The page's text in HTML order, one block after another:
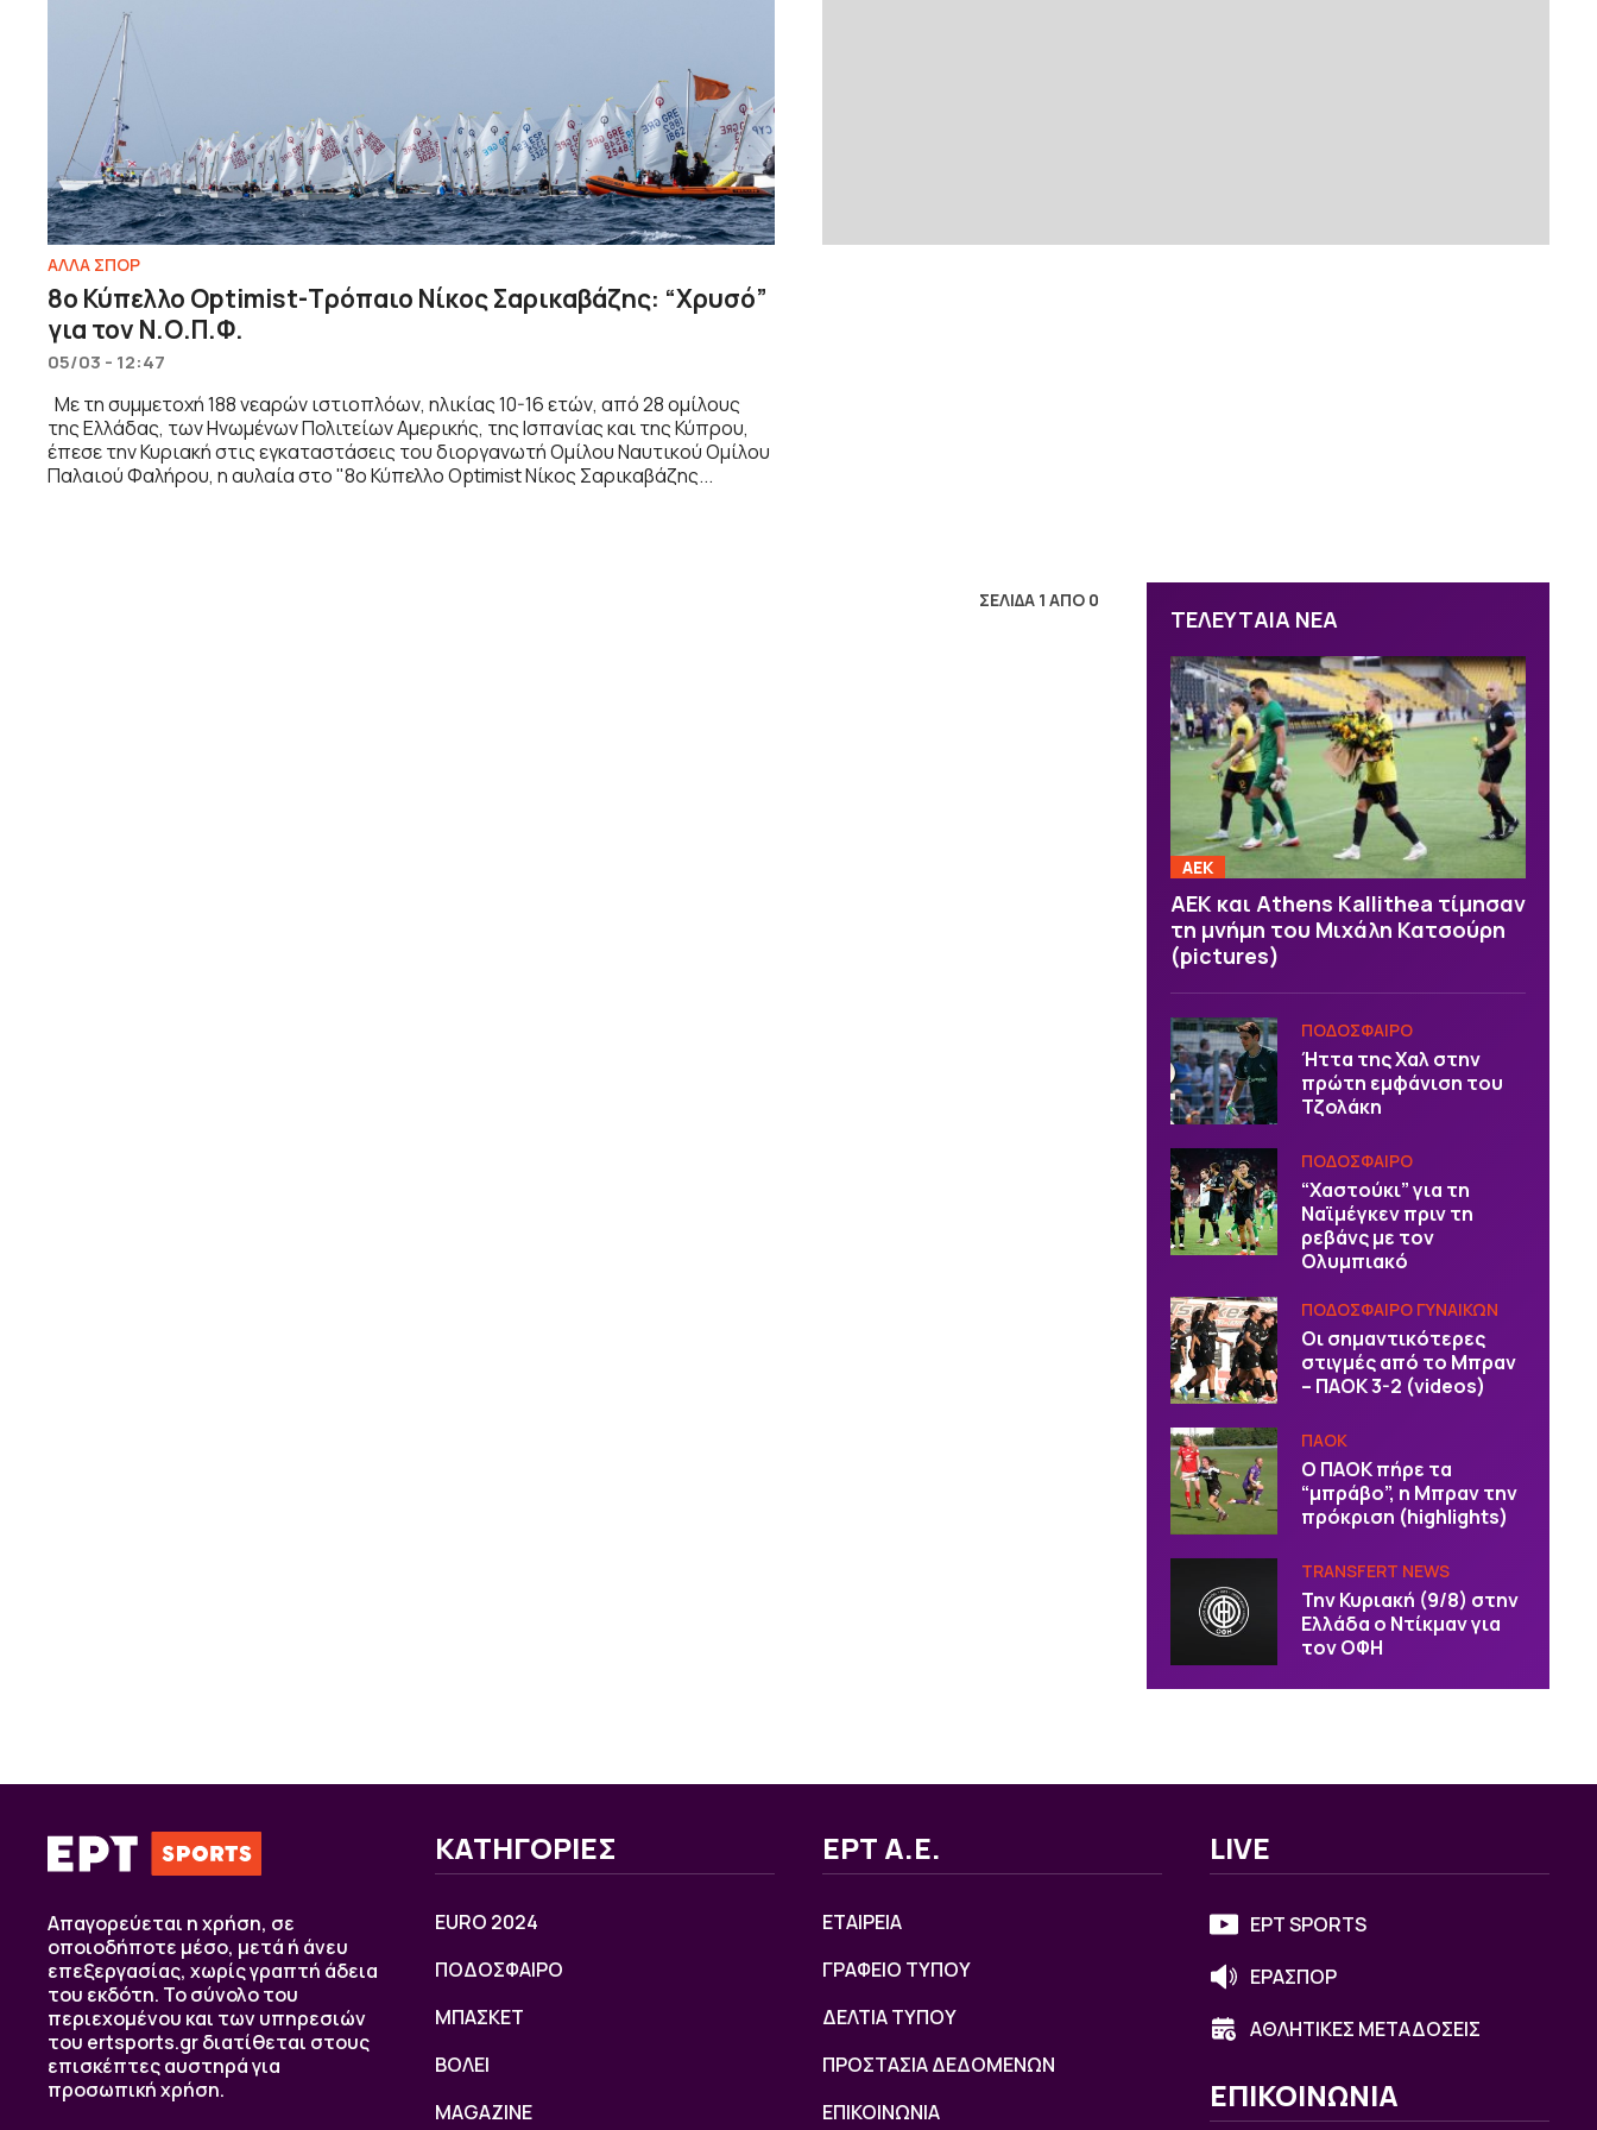
ΑΛΛΑ ΣΠΟΡ
8o Κύπελλο Optimist-Τρόπαιο Νίκος Σαρικαβάζης: “Χρυσό”
για τον Ν.Ο.Π.Φ.
05/03 - 12:47
Με τη συμμετοχή 188 νεαρών ιστιοπλόων, ηλικίας 10-16 ετών, από 28 ομίλους
της Ελλάδας, των Ηνωμένων Πολιτείων Αμερικής, της Ισπανίας και της Κύπρου,
έπεσε την Κυριακή στις εγκαταστάσεις του διοργανωτή Ομίλου Ναυτικού Ομίλου
Παλαιού Φαλήρου, η αυλαία στο "8o Κύπελλο Optimist Νίκος Σαρικαβάζης...
ΣΕΛΙΔΑ 1 ΑΠΟ 0
ΤΕΛΕΥΤΑΙΑ ΝΕΑ
ΑΕΚ
ΑΕΚ και Athens Kallithea τίμησαν
τη μνήμη του Μιχάλη Κατσούρη
(pictures)
ΠΟΔΟΣΦΑΙΡΟ
Ήττα της Χαλ στην
πρώτη εμφάνιση του
Τζολάκη
ΠΟΔΟΣΦΑΙΡΟ
“Χαστούκι” για τη
Ναϊμέγκεν πριν τη
ρεβάνς με τον
Ολυμπιακό
ΠΟΔΟΣΦΑΙΡΟ ΓΥΝΑΙΚΩΝ
Οι σημαντικότερες
στιγμές από το Μπραν
– ΠΑΟΚ 3-2 (videos)
ΠΑΟΚ
Ο ΠΑΟΚ πήρε τα
“μπράβο”, η Μπραν την
πρόκριση (highlights)
TRANSFERT NEWS
Την Κυριακή (9/8) στην
Ελλάδα ο Ντίκμαν για
τον ΟΦΗ
Απαγορεύεται η χρήση, σε
οποιοδήποτε μέσο, μετά ή άνευ
επεξεργασίας, χωρίς γραπτή άδεια
του εκδότη. Το σύνολο του
περιεχομένου και των υπηρεσιών
του ertsports.gr διατίθεται στους
επισκέπτες αυστηρά για
προσωπική χρήση.
ΚΑΤΗΓΟΡΙΕΣ
EURO 2024
ΠΟΔΟΣΦΑΙΡΟ
ΜΠΑΣΚΕΤ
ΒOΛΕΙ
MAGAZINE
ΕΡΤ Α.Ε.
ΕΤΑΙΡΕΙΑ
ΓΡΑΦΕΙΟ ΤΥΠΟΥ
ΔΕΛΤΙΑ ΤΥΠΟΥ
ΠΡΟΣΤΑΣΙΑ ΔΕΔΟΜΕΝΩΝ
ΕΠΙΚΟΙΝΩΝΙΑ
LIVE
ΕΡΤ SPORTS
ΕΡΑΣΠΟΡ
ΑΘΛΗΤΙΚΕΣ ΜΕΤΑΔΟΣΕΙΣ
ΕΠΙΚΟΙΝΩΝΙΑ